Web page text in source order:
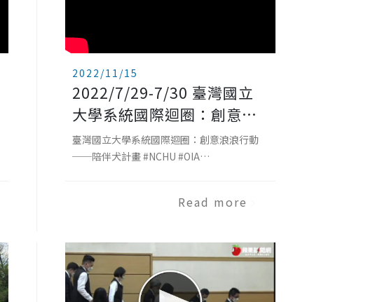
2022/11/15
2022/7/29-7/30 臺灣國立
大學系統國際迴圈：創意浪
浪行動──陪伴犬計畫 破冰
體驗營
臺灣國立大學系統國際迴圈：創意浪浪行動
──陪伴犬計畫 #NCHU #OIA
#OfficeofInternationalAffairs
#Mandarin #StudyinTaiwan
Read more